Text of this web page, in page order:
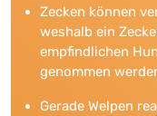
Zecken können
weshalb ein
empfindlichen
genommen
Gerade Welpen